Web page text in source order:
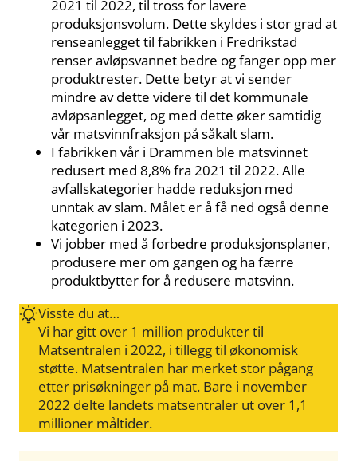
2021 til 2022, til tross for lavere
produksjonsvolum. Dette skyldes i stor grad at
renseanlegget til fabrikken i Fredrikstad
renser avløpsvannet bedre og fanger opp mer
produktrester. Dette betyr at vi sender
mindre av dette videre til det kommunale
avløpsanlegget, og med dette øker samtidig
vår matsvinnfraksjon på såkalt slam.
I fabrikken vår i Drammen ble matsvinnet
redusert med 8,8% fra 2021 til 2022. Alle
avfallskategorier hadde reduksjon med
unntak av slam. Målet er å få ned også denne
kategorien i 2023.
Vi jobber med å forbedre produksjonsplaner,
produsere mer om gangen og ha færre
produktbytter for å redusere matsvinn.
Visste du at…
Vi har gitt over 1 million produkter til
Matsentralen i 2022, i tillegg til økonomisk
støtte. Matsentralen har merket stor pågang
etter prisøkninger på mat. Bare i november
2022 delte landets matsentraler ut over 1,1
millioner måltider.